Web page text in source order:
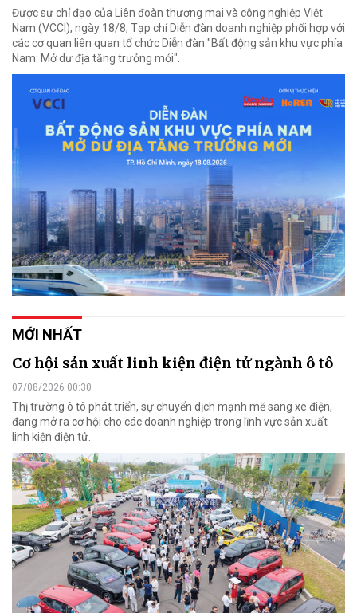
Được sự chỉ đạo của Liên đoàn thương mại và công nghiệp Việt
Nam (VCCI), ngày 18/8, Tạp chí Diễn đàn doanh nghiệp phối hợp với
các cơ quan liên quan tổ chức Diễn đàn "Bất động sản khu vực phía
Nam: Mở dư địa tăng trưởng mới".
MỚI NHẤT
Cơ hội sản xuất linh kiện điện tử ngành ô tô
07/08/2026 00:30
Thị trường ô tô phát triển, sự chuyển dịch mạnh mẽ sang xe điện,
đang mở ra cơ hội cho các doanh nghiệp trong lĩnh vực sản xuất
linh kiện điện tử.